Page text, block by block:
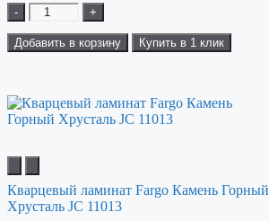
-
+
Добавить в корзину Купить в 1 клик
Кварцевый ламинат Fargo Камень Горный
Хрусталь JC 11013